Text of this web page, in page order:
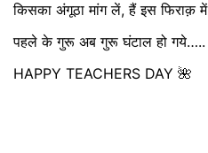
किसका अंगूठा मांग लें, हैं इस फिराक़ में
पहले के गुरू अब गुरू घंटाल हो गये…..
HAPPY TEACHERS DAY 🌺